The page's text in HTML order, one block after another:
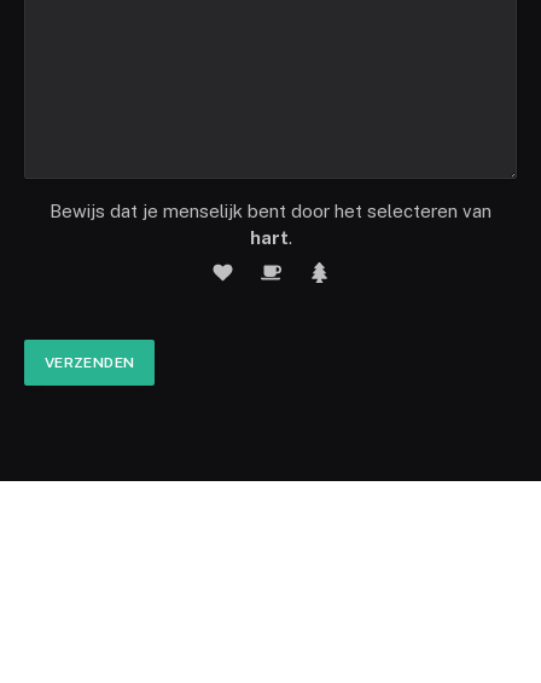
Bewijs dat je menselijk bent door het selecteren van
hart.